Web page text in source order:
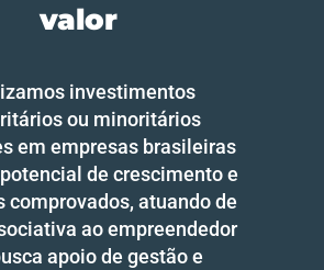
valor
investimentos
ou minoritários
em empresas brasileiras
de crescimento e
comprovados, atuando de
ao empreendedor
apoio de gestão e